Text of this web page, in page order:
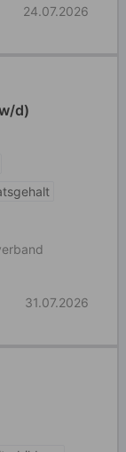
24.07.2026
d)
31.07.2026